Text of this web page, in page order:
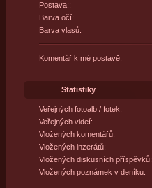
Postava::
Barva očí:
Barva vlasů:
Komentář k mé postavě:
Statistiky
Veřejných fotoalb / fotek:
Veřejných videí:
Vložených komentářů:
Vložených inzerátů:
Vložených diskusních příspěvků:
Vložených poznámek v deníku: